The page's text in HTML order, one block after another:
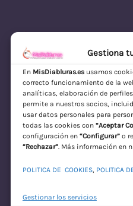
Gestiona
En MisDiabluras.esusamos
correcto funcionamiento de la
analíticas, elaboración de
permite a nuestros socios,
usar datos personales para
todas las cookies con “Aceptar
configuración en “Configurar”o
“Rechazar”. Más información en
POLITICA DE COOKIES, POLITICA
Gestionar los servicios
MisDiabluras |
Discreto en España
Acceder